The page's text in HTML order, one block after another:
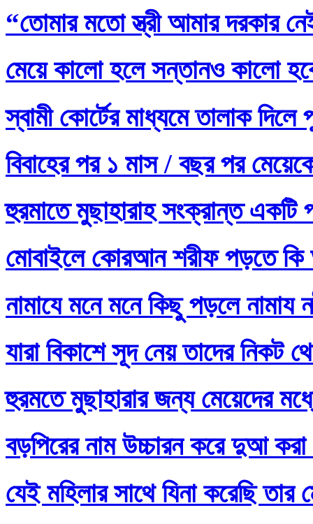
“তোমার মতো স্ত্রী আমার দরকার
মেয়ে কালো হলে সন্তানও কালো
স্বামী কোর্টের মাধ্যমে তালাক দিলে
বিবাহের পর ১ মাস / বছর পর
হুরমাতে মুছাহারাহ সংক্রান্ত
মোবাইলে কোরআন শরীফ পড়তে
নামাযে মনে মনে কিছু পড়লে নামায
যারা বিকাশে সূদ নেয় তাদের নিকট
হুরমতে মুছাহারার জন্য মেয়েদের
বড়পিরের নাম উচ্চারন করে দুআ করা
যেই মহিলার সাথে যিনা করেছি তার